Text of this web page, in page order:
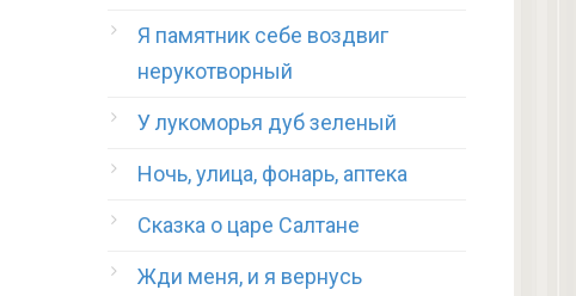
Я памятник себе воздвиг
нерукотворный
У лукоморья дуб зеленый
Ночь, улица, фонарь, аптека
Сказка о царе Салтане
Жди меня, и я вернусь